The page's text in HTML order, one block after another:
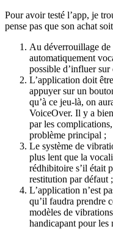
Pour avoir testé l’app, je
pense pas que son achat
Au déverrouillage de
automatiquement
possible d’influer
L’application doit
appuyer sur un
qu’à ce jeu-là, on
VoiceOver. Il y a
par les
problème principal ;
Le système de
plus lent que la
rédhibitoire s’il était
restitution par défaut ;
L’application n’est
qu’il faudra prendre
modèles de
handicapant pour les